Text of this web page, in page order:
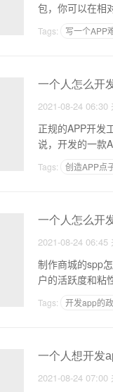
包，你可以在相
Tags: 写一个APP
一个人怎么开
2021-08-24 06:30
正规的APP开发
说，开发的一款
Tags: 创造APP点
一个人怎么开
2021-08-24 06:45
制作商城的spp怎么样 分销APP系统怎么样制作 如何制作在分销的APP系统1。向用
户的活跃度和粘
Tags: 开发app的
一个人想开发
2021-08-24 07:00